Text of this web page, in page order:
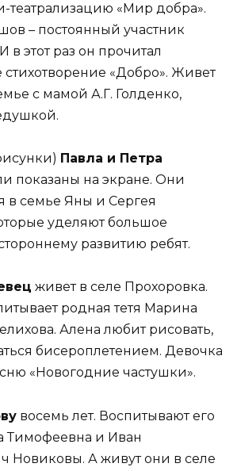
театрализацию «Мир добра».
– постоянный участник
в этот раз он прочитал
стихотворение «Добро». Живет
с мамой А.Г. Голденко,
Павла и Петра
показаны на экране. Они
в семье Яны и Сергея
уделяют большое
развитию ребят.
живет в селе Прохоровка.
родная тетя Марина
Алена любит рисовать,
бисероплетением. Девочка
«Новогодние частушки».
восемь лет. Воспитывают его
Тимофеевна и Иван
Новиковы. А живут они в селе